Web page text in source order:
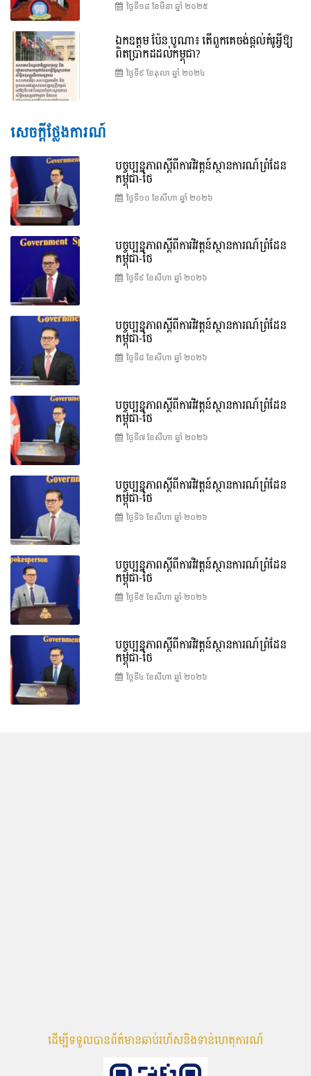
ថ្ងៃទី១៨ ខែ​មីនា ឆ្នាំ ២០២៥
ឯកឧត្តម ប៉ែន បូណា៖ តើពួកគេចង់ផ្តល់គំរូអ្វីឱ្យ
ពិតប្រាកដដល់កម្ពុជា?
ថ្ងៃទី៩ ខែ​តុលា ឆ្នាំ ២០២៤
សេចក្តីថ្លែងការណ៍
បច្ចុប្បន្នភាពស្ដីពីការវិវត្តន៍ស្ថានការណ៍ព្រំដែន
កម្ពុជា-ថៃ
ថ្ងៃទី១០ ខែ​សីហា ឆ្នាំ ២០២៦
បច្ចុប្បន្នភាពស្ដីពីការវិវត្តន៍ស្ថានការណ៍ព្រំដែន
កម្ពុជា-ថៃ
ថ្ងៃទី៩ ខែ​សីហា ឆ្នាំ ២០២៦
បច្ចុប្បន្នភាពស្ដីពីការវិវត្តន៍ស្ថានការណ៍ព្រំដែន
កម្ពុជា-ថៃ
ថ្ងៃទី៨ ខែ​សីហា ឆ្នាំ ២០២៦
បច្ចុប្បន្នភាពស្ដីពីការវិវត្តន៍ស្ថានការណ៍ព្រំដែន
កម្ពុជា-ថៃ
ថ្ងៃទី៧ ខែ​សីហា ឆ្នាំ ២០២៦
បច្ចុប្បន្នភាពស្ដីពីការវិវត្តន៍ស្ថានការណ៍ព្រំដែន
កម្ពុជា-ថៃ
ថ្ងៃទី៦ ខែ​សីហា ឆ្នាំ ២០២៦
បច្ចុប្បន្នភាពស្ដីពីការវិវត្តន៍ស្ថានការណ៍ព្រំដែន
កម្ពុជា-ថៃ
ថ្ងៃទី៥ ខែ​សីហា ឆ្នាំ ២០២៦
បច្ចុប្បន្នភាពស្ដីពីការវិវត្តន៍ស្ថានការណ៍ព្រំដែន
កម្ពុជា-ថៃ
ថ្ងៃទី៤ ខែ​សីហា ឆ្នាំ ២០២៦
ដើម្បីទទួលបានព័ត៌មានឆាប់រហ័សនិងទាន់ហេតុការណ៍